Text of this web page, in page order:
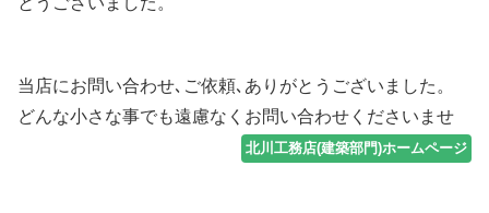
当店にお問い合わせ､ご依頼､ありがとうございました。
どんな小さな事でも遠慮なくお問い合わせくださいませ
北川工務店(建築部門)ホームページ